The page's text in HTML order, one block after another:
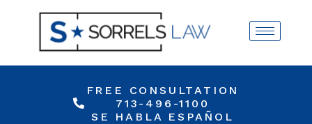
FREE CONSULTATION
713-496-1100
SE HABLA ESPAÑOL